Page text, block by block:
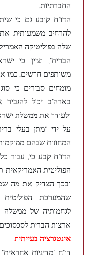
החברתיות.
הדו"ח קובע גם כי
להרחיב משמעותית
שלה בפוליטיקה
הברית", וציין כי
משותפים חדשים, כמו
מומחים סבורים כי
בארה"ב יכול
ולעודד את ממשלת
על ידי "מתן בעלי
המחוזות שבהם
הדו"ח קבע כי, עבור
הפוליטית האמריקאית
ובכך הצדיק את מה
שהמערכת
לגחמותיה של ממשלה
ארצות הברית
אינטגרציה בעייתית